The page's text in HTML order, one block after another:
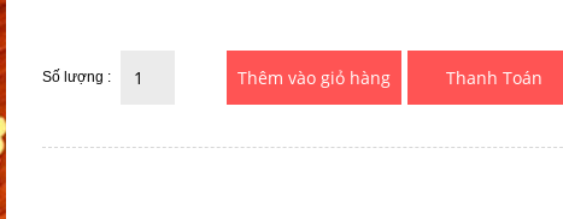
Số lượng : Thanh Toán